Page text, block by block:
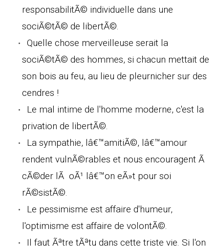
responsabilitÃ© individuelle dans une
sociÃ©tÃ© de libertÃ©.
Quelle chose merveilleuse serait la
sociÃ©tÃ© des hommes, si chacun mettait de
son bois au feu, au lieu de pleurnicher sur des
cendres !
Le mal intime de l'homme moderne, c'est la
privation de libertÃ©.
La sympathie, lâ€™amitiÃ©, lâ€™amour
rendent vulnÃ©rables et nous encouragent Ã
cÃ©der lÃ oÃ¹ lâ€™on eÃ»t pour soi
rÃ©sistÃ©.
Le pessimisme est affaire d'humeur,
l'optimisme est affaire de volontÃ©.
Il faut Ãªtre tÃªtu dans cette triste vie. Si l'on